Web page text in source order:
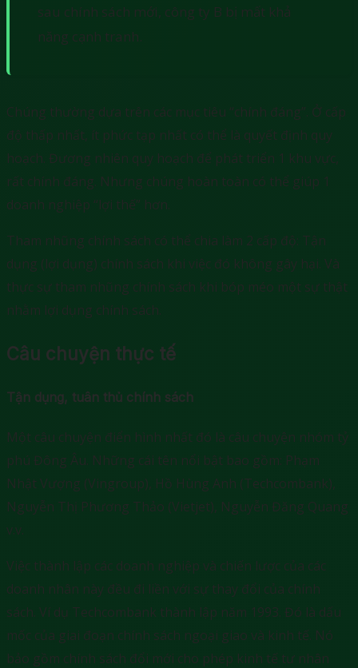
sau chính sách mới, công ty B bị mất khả
năng cạnh tranh.
Chúng thường dựa trên các mục tiêu “chính đáng”. Ở cấp
độ thấp nhất, ít phức tạp nhất có thể là quyết định quy
hoạch. Đương nhiên quy hoạch để phát triển 1 khu vực,
rất chính đáng. Nhưng chúng hoàn toàn có thể giúp 1
doanh nghiệp “lợi thế” hơn.
Tham nhũng chính sách có thể chia làm 2 cấp độ: Tận
dụng (lợi dụng) chính sách khi việc đó không gây hại. Và
thực sự tham nhũng chính sách khi bóp méo một sự thật
nhằm lợi dụng chính sách.
Câu chuyện thực tế
Tận dụng, tuân thủ chính sách
Một câu chuyện điển hình nhất đó là câu chuyện nhóm tỷ
phú Đông Âu. Những cái tên nổi bật bao gồm: Phạm
Nhật Vượng (Vingroup), Hồ Hùng Anh (Techcombank),
Nguyễn Thị Phương Thảo (Vietjet), Nguyễn Đăng Quang
v.v.
Việc thành lập các doanh nghiệp và chiến lược của các
doanh nhân này đều đi liền với sự thay đổi của chính
sách. Ví dụ Techcombank thành lập năm 1993. Đó là dấu
mốc của giai đoạn chính sách ngoại giao và kinh tế. Nó
bảo gồm chính sách đổi mới cho phép kinh tế tư nhân